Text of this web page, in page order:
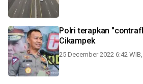
Polri terapkan
Cikampek
25 December 2022 6:42